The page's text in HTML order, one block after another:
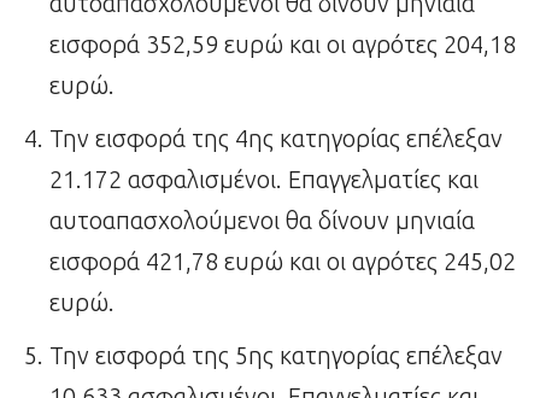
εισφορά 352,59 ευρώ και οι αγρότες 204,18
ευρώ.
Την εισφορά της 4ης κατηγορίας επέλεξαν
21.172 ασφαλισμένοι. Επαγγελματίες και
αυτοαπασχολούμενοι θα δίνουν μηνιαία
εισφορά 421,78 ευρώ και οι αγρότες 245,02
ευρώ.
Την εισφορά της 5ης κατηγορίας επέλεξαν